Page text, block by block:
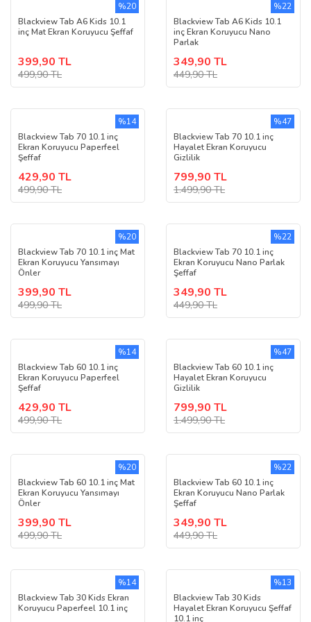
Blackview Tab A6 Kids 10.1
inç Mat Ekran Koruyucu Şeffaf
399,90 TL
499,90 TL
%20
Blackview Tab A6 Kids 10.1
inç Ekran Koruyucu Nano
Parlak
349,90 TL
449,90 TL
%22
Blackview Tab 70 10.1 inç
Ekran Koruyucu Paperfeel
Şeffaf
429,90 TL
499,90 TL
%14
Blackview Tab 70 10.1 inç
Hayalet Ekran Koruyucu
Gizlilik
799,90 TL
1.499,90 TL
%47
Blackview Tab 70 10.1 inç Mat
Ekran Koruyucu Yansımayı
Önler
399,90 TL
499,90 TL
%20
Blackview Tab 70 10.1 inç
Ekran Koruyucu Nano Parlak
Şeffaf
349,90 TL
449,90 TL
%22
Blackview Tab 60 10.1 inç
Ekran Koruyucu Paperfeel
Şeffaf
429,90 TL
499,90 TL
%14
Blackview Tab 60 10.1 inç
Hayalet Ekran Koruyucu
Gizlilik
799,90 TL
1.499,90 TL
%47
Blackview Tab 60 10.1 inç Mat
Ekran Koruyucu Yansımayı
Önler
399,90 TL
499,90 TL
%20
Blackview Tab 60 10.1 inç
Ekran Koruyucu Nano Parlak
Şeffaf
349,90 TL
449,90 TL
%22
Blackview Tab 30 Kids Ekran
Koruyucu Paperfeel 10.1 inç
%14
Blackview Tab 30 Kids
Hayalet Ekran Koruyucu Şeffaf
10.1 inç
%13